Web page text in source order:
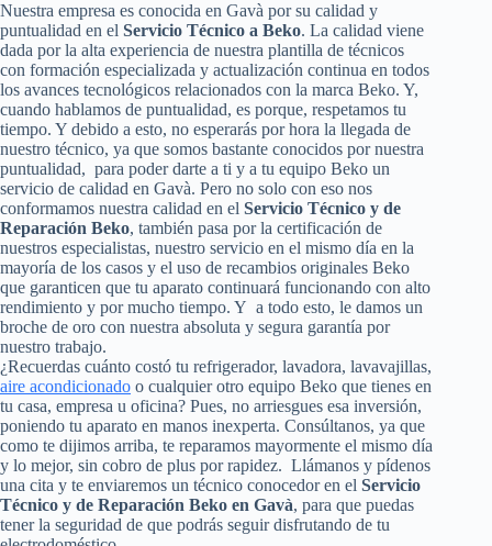
Nuestra empresa es conocida en Gavà por su calidad y
puntualidad en el Servicio Técnico a Beko. La calidad viene
dada por la alta experiencia de nuestra plantilla de técnicos
con formación especializada y actualización continua en todos
los avances tecnológicos relacionados con la marca Beko. Y,
cuando hablamos de puntualidad, es porque, respetamos tu
tiempo. Y debido a esto, no esperarás por hora la llegada de
nuestro técnico, ya que somos bastante conocidos por nuestra
puntualidad, para poder darte a ti y a tu equipo Beko un
servicio de calidad en Gavà. Pero no solo con eso nos
conformamos nuestra calidad en el Servicio Técnico y de
Reparación Beko, también pasa por la certificación de
nuestros especialistas, nuestro servicio en el mismo día en la
mayoría de los casos y el uso de recambios originales Beko
que garanticen que tu aparato continuará funcionando con alto
rendimiento y por mucho tiempo. Y a todo esto, le damos un
broche de oro con nuestra absoluta y segura garantía por
nuestro trabajo.
¿Recuerdas cuánto costó tu refrigerador, lavadora, lavavajillas,
aire acondicionado o cualquier otro equipo Beko que tienes en
tu casa, empresa u oficina? Pues, no arriesgues esa inversión,
poniendo tu aparato en manos inexperta. Consúltanos, ya que
como te dijimos arriba, te reparamos mayormente el mismo día
y lo mejor, sin cobro de plus por rapidez. Llámanos y pídenos
una cita y te enviaremos un técnico conocedor en el Servicio
Técnico y de Reparación Beko en Gavà, para que puedas
tener la seguridad de que podrás seguir disfrutando de tu